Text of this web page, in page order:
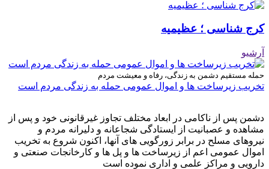
کرج شناسی ؛ عظیمیه
آرشیو
حمله مستقیم دشمن به زندگی، رفاه و معیشت مردم
تخریب زیرساخت ها و اموال عمومی حمله به زندگی مردم است
دشمن پس از ناکامی در ابعاد مختلف تجاوز غیرقانونی خود و پس از
مشاهده و عصبانیت از ایستادگی شجاعانه و دلیرانه مردم و
نیروهای مسلح در برابر زورگویی های آنها، اکنون شروع به تخریب
اموال عمومی اعم از زیرساخت ها و پل ها و کارخانجات صنعتی و
دارویی و مراکز علمی و اداری نموده است